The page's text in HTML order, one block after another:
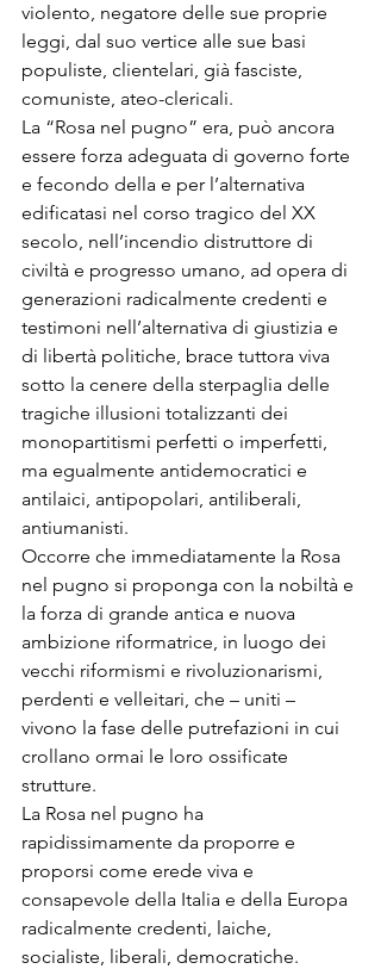
violento, negatore delle sue proprie
leggi, dal suo vertice alle sue basi
populiste, clientelari, già fasciste,
comuniste, ateo-clericali.
La “Rosa nel pugno” era, può ancora
essere forza adeguata di governo forte
e fecondo della e per l’alternativa
edificatasi nel corso tragico del XX
secolo, nell’incendio distruttore di
civiltà e progresso umano, ad opera di
generazioni radicalmente credenti e
testimoni nell’alternativa di giustizia e
di libertà politiche, brace tuttora viva
sotto la cenere della sterpaglia delle
tragiche illusioni totalizzanti dei
monopartitismi perfetti o imperfetti,
ma egualmente antidemocratici e
antilaici, antipopolari, antiliberali,
antiumanisti.
Occorre che immediatamente la Rosa
nel pugno si proponga con la nobiltà e
la forza di grande antica e nuova
ambizione riformatrice, in luogo dei
vecchi riformismi e rivoluzionarismi,
perdenti e velleitari, che – uniti –
vivono la fase delle putrefazioni in cui
crollano ormai le loro ossificate
strutture.
La Rosa nel pugno ha
rapidissimamente da proporre e
proporsi come erede viva e
consapevole della Italia e della Europa
radicalmente credenti, laiche,
socialiste, liberali, democratiche.